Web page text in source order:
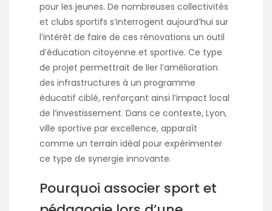
pour les jeunes. De nombreuses collectivités
et clubs sportifs s’interrogent aujourd’hui sur
l’intérêt de faire de ces rénovations un outil
d’éducation citoyenne et sportive. Ce type
de projet permettrait de lier l’amélioration
des infrastructures à un programme
éducatif ciblé, renforçant ainsi l’impact local
de l’investissement. Dans ce contexte, Lyon,
ville sportive par excellence, apparaît
comme un terrain idéal pour expérimenter
ce type de synergie innovante.
Pourquoi associer sport et